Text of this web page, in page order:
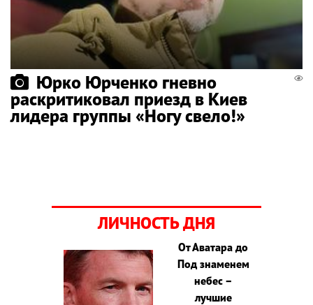
Юрко Юрченко гневно
раскритиковал приезд в Киев
лидера группы «Ногу свело!»
ЛИЧНОСТЬ ДНЯ
От Аватара до
Под знаменем
небес –
лучшие